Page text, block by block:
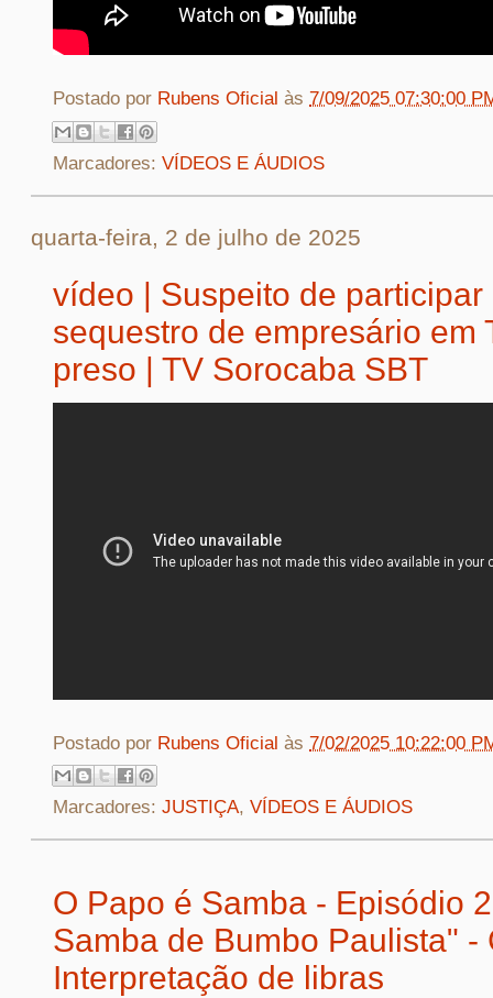
Postado por Rubens Oficial às 7/09/2025 07:30:00
Marcadores: VÍDEOS E ÁUDIOS
quarta-feira, 2 de julho de 2025
vídeo | Suspeito de participar
sequestro de empresário em
preso | TV Sorocaba SBT
Postado por Rubens Oficial às 7/02/2025 10:22:00
Marcadores: JUSTIÇA, VÍDEOS E ÁUDIOS
O Papo é Samba - Episódio
Samba de Bumbo Paulista" -
Interpretação de libras